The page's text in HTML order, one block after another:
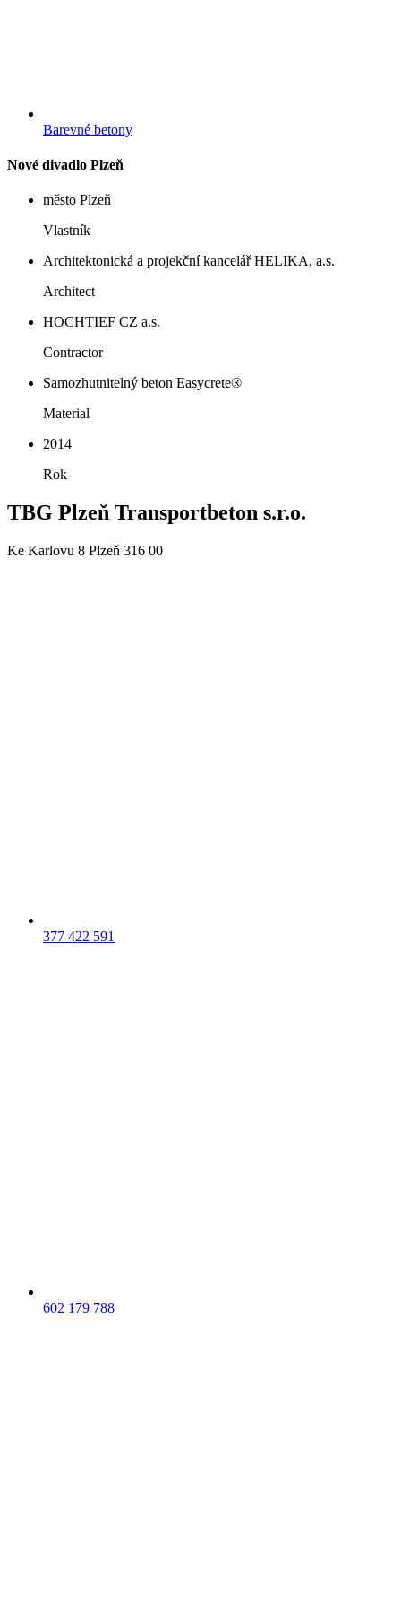
Barevné betony
Nové divadlo Plzeň
město Plzeň
Vlastník
Architektonická a projekční kancelář HELIKA, a.s.
Architect
HOCHTIEF CZ a.s.
Contractor
Samozhutnitelný beton Easycrete®
Material
2014
Rok
TBG Plzeň Transportbeton s.r.o.
Ke Karlovu 8 Plzeň 316 00
377 422 591
602 179 788